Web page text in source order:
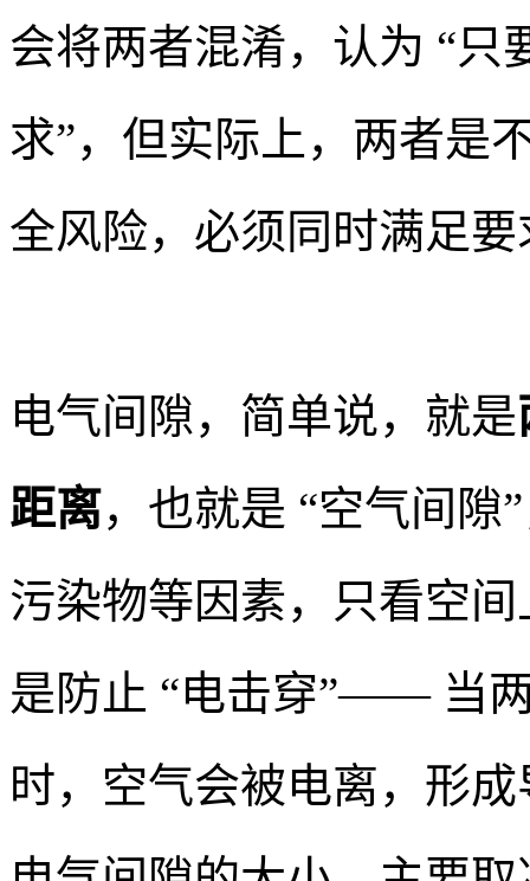
会将两者混淆，认为 “只
求”，但实际上，两者是
全风险，必须同时满足
电气间隙，简单说，就是
距离，也就是 “空气间隙
污染物等因素，只看空
是防止 “电击穿”—— 当
时，空气会被电离，形